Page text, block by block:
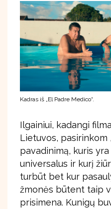
Kadras iš „El Padre Medico“.
Ilgainiui, kadangi
Lietuvos, pasirinkom
pavadinimą, kuris
universalus ir kurį
turbūt bet kur
žmonės būtent taip
prisimena. Kunigų